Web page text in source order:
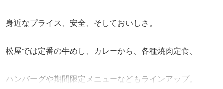
身近なプライス、安全、そしておいしさ。
松屋では定番の牛めし、カレーから、各種焼肉定食、
ハンバーグや期間限定メニューなどもラインアップ。